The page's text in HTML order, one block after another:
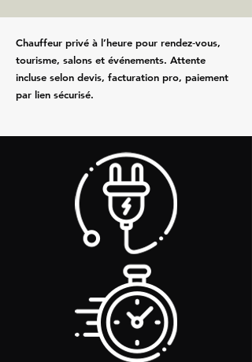
Chauffeur privé à l’heure pour rendez‑vous,
tourisme, salons et événements. Attente
incluse selon devis, facturation pro, paiement
par lien sécurisé.